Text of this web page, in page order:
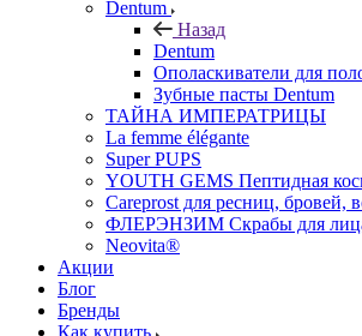
Dentum
Назад
Dentum
Ополаскиватели для
Зубные пасты Dentum
ТАЙНА ИМПЕРАТРИЦЫ
La femme élégante
Super PUPS
YOUTH GEMS Пептидная
Careprost для ресниц, бровей,
ФЛЕРЭНЗИМ Скрабы для
Neovita®
Акции
Блог
Бренды
Как купить